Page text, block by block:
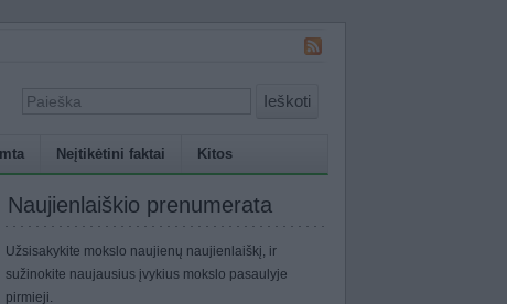
Ieškoti
Neįtikėtini faktai Kitos
Naujienlaiškio prenumerata
Užsisakykite mokslo naujienų naujienlaiškį, ir
sužinokite naujausius įvykius mokslo pasaulyje
pirmieji.